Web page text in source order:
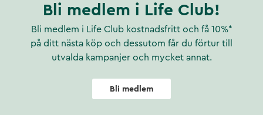
Bli medlem i Life Club!
Bli medlem i Life Club kostnadsfritt och få 10%*
på ditt nästa köp och dessutom får du förtur till
utvalda kampanjer och mycket annat.
Bli medlem